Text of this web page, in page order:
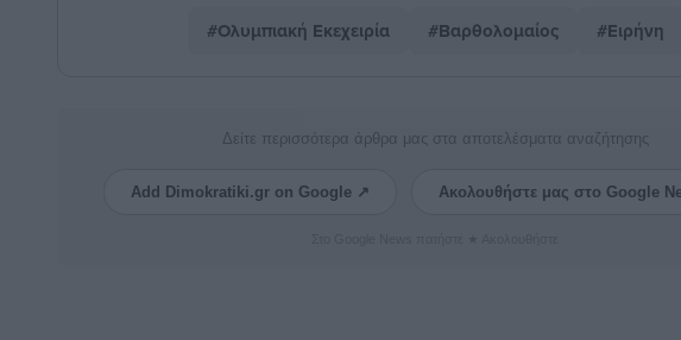
#Ολυμπιακή Εκεχειρία #Βαρθολομαίος #Ειρήνη
Δείτε περισσότερα άρθρα μας στα αποτελέσματα αναζήτησης
Add Dimokratiki.gr on Google ↗ Ακολουθήστε μας στο Google